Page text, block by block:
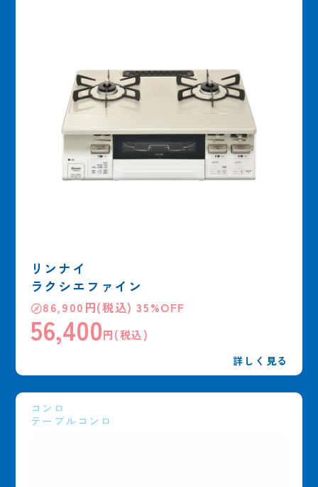
リンナイ
ラクシエファイン
㋱86,900円(税込) 35%OFF
56,400円(税込)
詳しく見る
コンロ
テーブルコンロ